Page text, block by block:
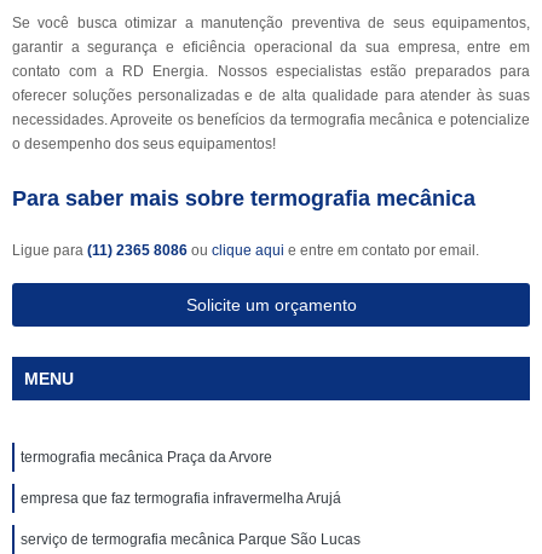
Se você busca otimizar a manutenção preventiva de seus equipamentos,
garantir a segurança e eficiência operacional da sua empresa, entre em
contato com a RD Energia. Nossos especialistas estão preparados para
oferecer soluções personalizadas e de alta qualidade para atender às suas
necessidades. Aproveite os benefícios da termografia mecânica e potencialize
o desempenho dos seus equipamentos!
Para saber mais sobre termografia mecânica
Ligue para (11) 2365 8086 ou clique aqui e entre em contato por email.
Solicite um orçamento
MENU
termografia mecânica Praça da Arvore
empresa que faz termografia infravermelha Arujá
serviço de termografia mecânica Parque São Lucas